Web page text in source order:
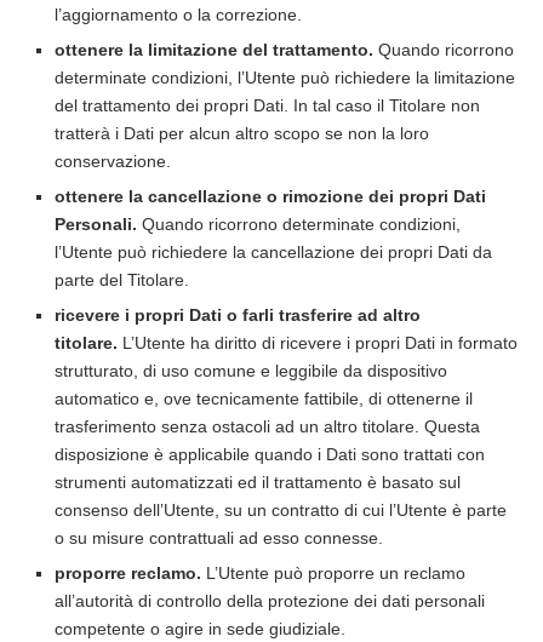
l’aggiornamento o la correzione.
ottenere la limitazione del trattamento. Quando ricorrono
determinate condizioni, l’Utente può richiedere la limitazione
del trattamento dei propri Dati. In tal caso il Titolare non
tratterà i Dati per alcun altro scopo se non la loro
conservazione.
ottenere la cancellazione o rimozione dei propri Dati
Personali. Quando ricorrono determinate condizioni,
l’Utente può richiedere la cancellazione dei propri Dati da
parte del Titolare.
ricevere i propri Dati o farli trasferire ad altro
titolare. L’Utente ha diritto di ricevere i propri Dati in formato
strutturato, di uso comune e leggibile da dispositivo
automatico e, ove tecnicamente fattibile, di ottenerne il
trasferimento senza ostacoli ad un altro titolare. Questa
disposizione è applicabile quando i Dati sono trattati con
strumenti automatizzati ed il trattamento è basato sul
consenso dell’Utente, su un contratto di cui l’Utente è parte
o su misure contrattuali ad esso connesse.
proporre reclamo. L’Utente può proporre un reclamo
all’autorità di controllo della protezione dei dati personali
competente o agire in sede giudiziale.